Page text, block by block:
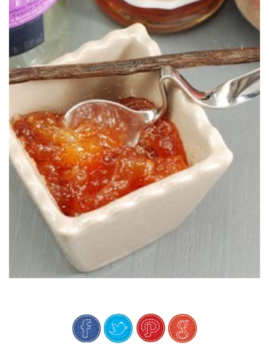
CONFITURE DE PECHES JAUNES AU
VIN DE MUSCAT
Un délice!